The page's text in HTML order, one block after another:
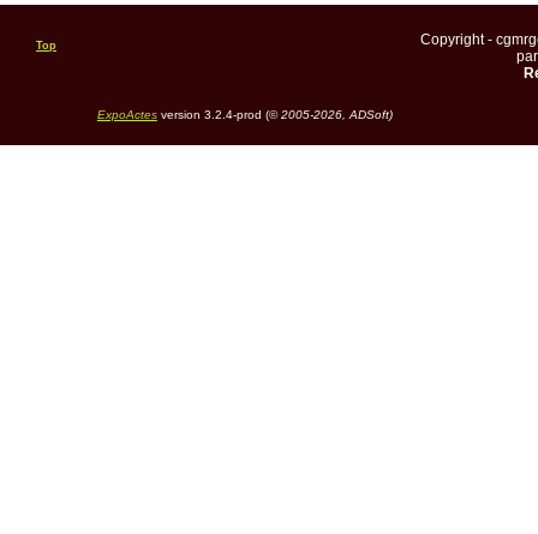
Top
Copyright -
ExpoActesversion 3.2.4-prod (©2005-2026, ADSoft)